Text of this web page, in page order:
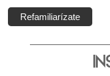
correo
electrónico:
Refamiliarízate